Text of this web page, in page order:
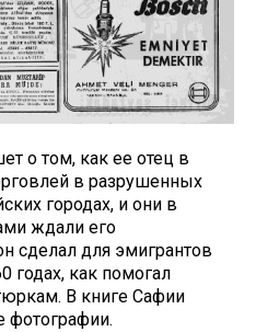
о том, как ее отец в
в разрушенных
городах, и они в
ждали его
сделал для эмигрантов
годах, как помогал
В книге Сафии
фотографии.